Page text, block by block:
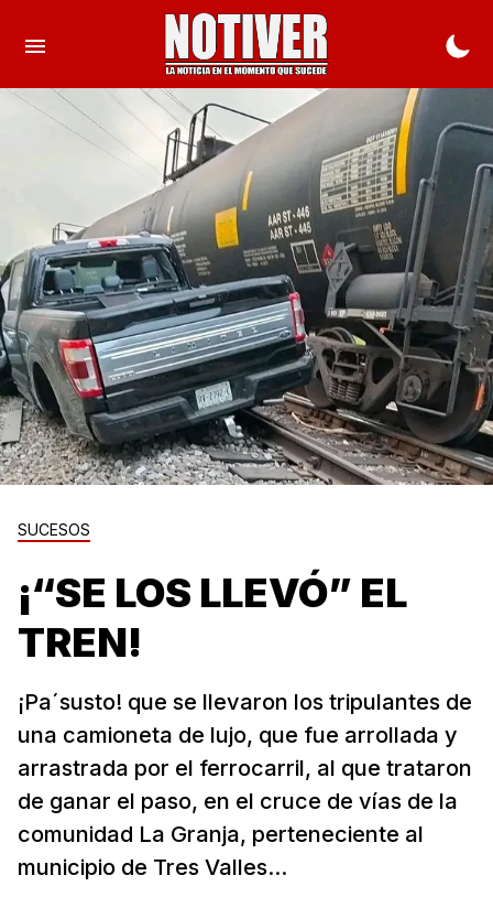
SUCESOS
¡“SE LOS LLEVÓ” EL
TREN!
¡Pa´susto! que se llevaron los tripulantes de
una camioneta de lujo, que fue arrollada y
arrastrada por el ferrocarril, al que trataron
de ganar el paso, en el cruce de vías de la
comunidad La Granja, perteneciente al
municipio de Tres Valles...